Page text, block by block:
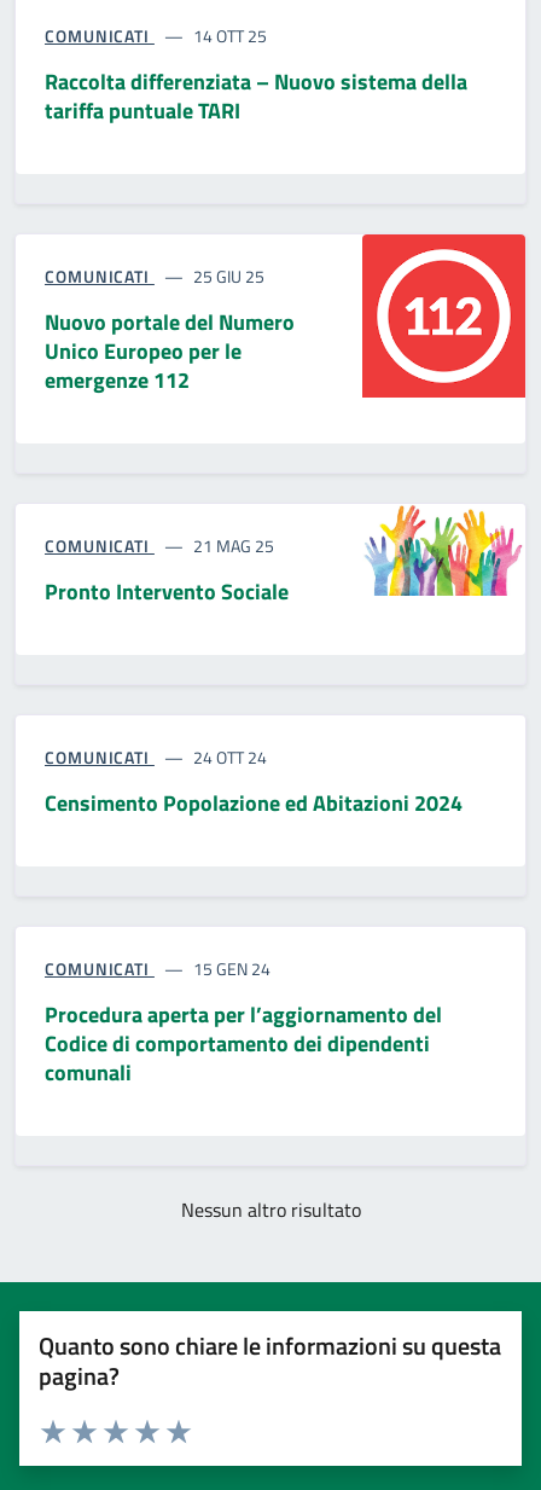
COMUNICATI 14 OTT 25
Raccolta differenziata – Nuovo sistema della
tariffa puntuale TARI
COMUNICATI 25 GIU 25
Nuovo portale del Numero
Unico Europeo per le
emergenze 112
COMUNICATI 21 MAG 25
Pronto Intervento Sociale
COMUNICATI 24 OTT 24
Censimento Popolazione ed Abitazioni 2024
COMUNICATI 15 GEN 24
Procedura aperta per l’aggiornamento del
Codice di comportamento dei dipendenti
comunali
Nessun altro risultato
Quanto sono chiare le informazioni su questa
pagina?
Valuta 5 stelle su 5
Valuta 4 stelle su 5
Valuta 3 stelle su 5
Valuta 2 stelle su 5
Valuta 1 stelle su 5